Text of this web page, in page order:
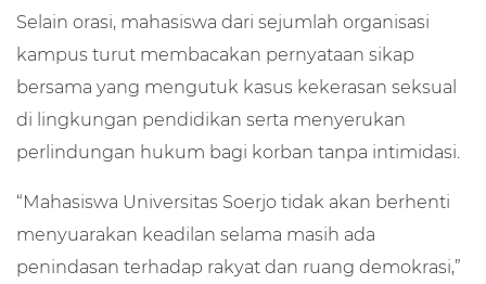
Selain orasi, mahasiswa dari sejumlah organisasi
kampus turut membacakan pernyataan sikap
bersama yang mengutuk kasus kekerasan seksual
di lingkungan pendidikan serta menyerukan
perlindungan hukum bagi korban tanpa intimidasi.
“Mahasiswa Universitas Soerjo tidak akan berhenti
menyuarakan keadilan selama masih ada
penindasan terhadap rakyat dan ruang demokrasi,”